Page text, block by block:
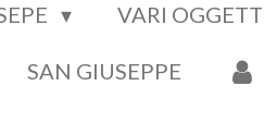
VARI
SAN GIUSEPPE